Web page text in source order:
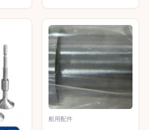
船用配件